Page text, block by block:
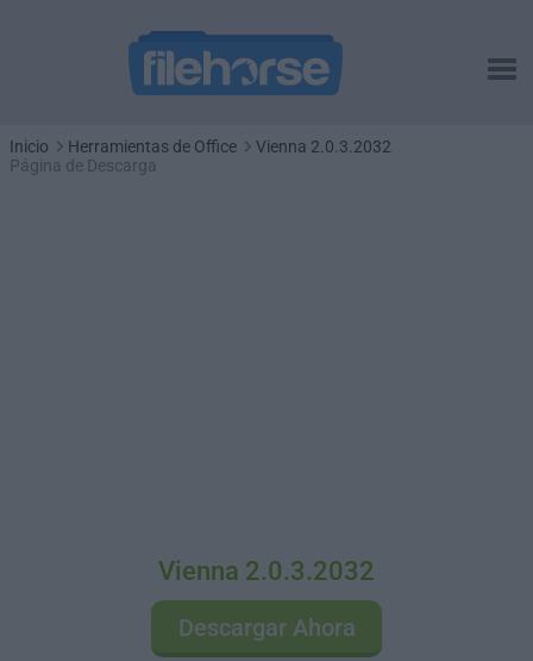
Inicio Herramientas de Office
Vienna 2.0.3.2032
Página de Descarga
Vienna 2.0.3.2032
Descargar Ahora